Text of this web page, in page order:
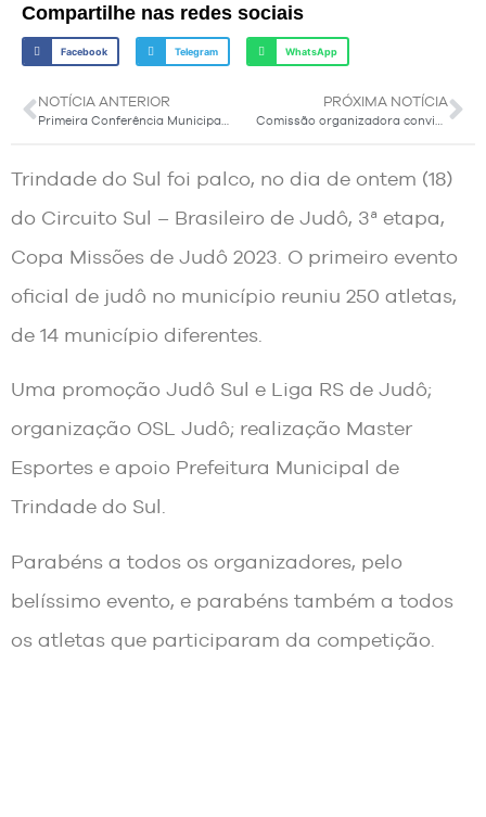
Compartilhe nas redes sociais
Facebook Telegram WhatsApp
NOTÍCIA ANTERIOR PRÓXIMA NOTÍCIA
Trindade do Sul foi palco, no dia de ontem (18)
do Circuito Sul – Brasileiro de Judô, 3ª etapa,
Copa Missões de Judô 2023. O primeiro evento
oficial de judô no município reuniu 250 atletas,
de 14 município diferentes.
Uma promoção Judô Sul e Liga RS de Judô;
organização OSL Judô; realização Master
Esportes e apoio Prefeitura Municipal de
Trindade do Sul.
Parabéns a todos os organizadores, pelo
belíssimo evento, e parabéns também a todos
os atletas que participaram da competição.